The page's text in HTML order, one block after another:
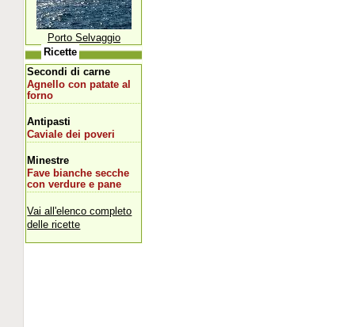
Porto Selvaggio
Ricette
Secondi di carne
Agnello con patate al
forno
Antipasti
Caviale dei poveri
Minestre
Fave bianche secche
con verdure e pane
Vai all'elenco completo
delle ricette